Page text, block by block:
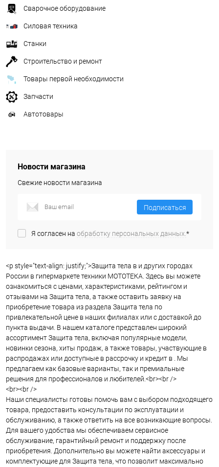
Сварочное оборудование
Силовая техника
Станки
Строительство и ремонт
Товары первой необходимости
Запчасти
Автотовары
Новости магазина
Свежие новости магазина
Подписаться
Я согласен на обработку персональных данных.*
<p style="text-align: justify;">Защита тела в и других городах
России в гипермаркете техники МОТОТЕКА. Здесь вы можете
ознакомиться с ценами, характеристиками, рейтингом и
отзывами на Защита тела, а также оставить заявку на
приобретение товара из раздела Защита тела по
привлекательной цене в наших филиалах или с доставкой до
пункта выдачи. В нашем каталоге представлен широкий
ассортимент Защита тела, включая популярные модели,
новинки сезона, хиты продаж, а также товары, участвующие в
распродажах или доступные в рассрочку и кредит в . Мы
предлагаем как базовые варианты, так и премиальные
решения для профессионалов и любителей.<br><br />
<br><br />
Наши специалисты готовы помочь вам с выбором подходящего
товара, предоставить консультации по эксплуатации и
обслуживанию, а также ответить на все возникающие вопросы.
Для вашего удобства мы обеспечиваем сервисное
обслуживание, гарантийный ремонт и поддержку после
приобретения. Дополнительно вы можете найти аксессуары и
комплектующие для Защита тела, что позволит максимально